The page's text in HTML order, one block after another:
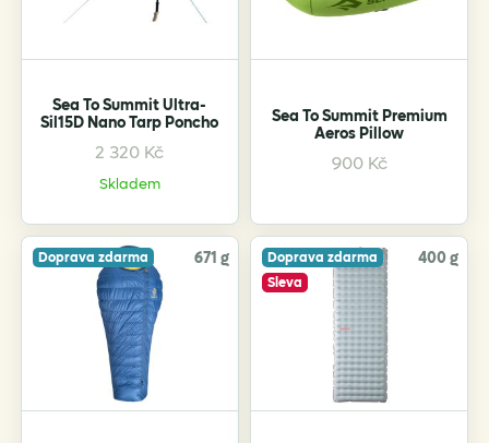
on
product
page
Sea To Summit Ultra-
Sil15D Nano Tarp Poncho
2 320 Kč
Skladem
This
product
multiple
variants.
The
options
may
be
chosen
on
Sea To Summit Premium
Aeros Pillow
900 Kč
This
multiple
variants.
The
options
may
be
chosen
on
Doprava zdarma 671 g
Doprava zdarma
Sleva
400 g